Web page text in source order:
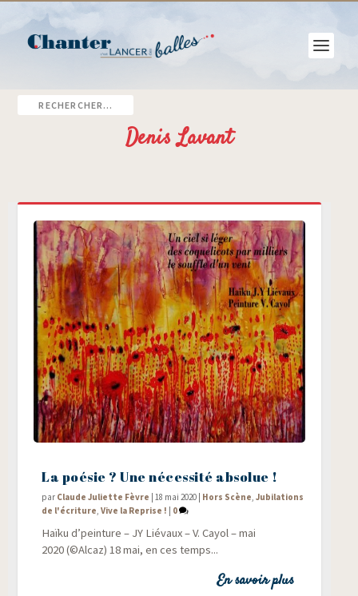
Denis Lavant
La poésie ? Une nécessité absolue !
par Claude Juliette Fèvre | 18 mai 2020 | Hors Scène ,Jubilations
de l'écriture ,Vive la Reprise ! | 0
Haï­ku d’peinture – JY Lié­vaux – V. Cayol – mai
2020 (©Alcaz) 18 mai, en ces temps...
En savoir plus